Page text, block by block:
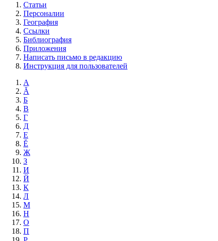
Статьи
Персоналии
География
Ссылки
Библиография
Приложения
Написать письмо в редакцию
Инструкция для пользователей
А
Ă
Б
В
Г
Д
Е
Ĕ
Ж
З
И
Й
К
Л
М
Н
О
П